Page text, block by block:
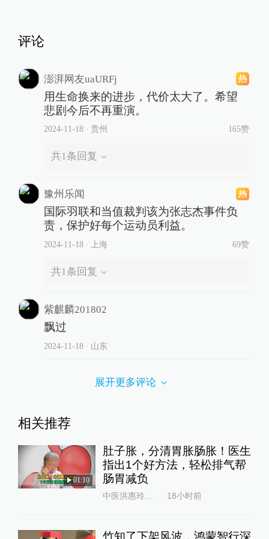
评论
澎湃网友uaURFj
用生命换来的进步，代价太大了。希望
悲剧今后不再重演。
2024-11-18∙ 贵州 165赞
共1条回复
豫州乐闻
国际羽联和当值裁判该为张志杰事件负
责，保护好每个运动员利益。
2024-11-18∙ 上海 69赞
共1 条回复
紫麒麟201802
飘过
2024-11-18∙ 山东
展开更多评论
相关推荐
01:10
肚子胀，分清胃胀肠胀！医生
指出1个好方法，轻松排气帮
肠胃减负
18小时前
竹知了下架风波，鸿蒙智行深